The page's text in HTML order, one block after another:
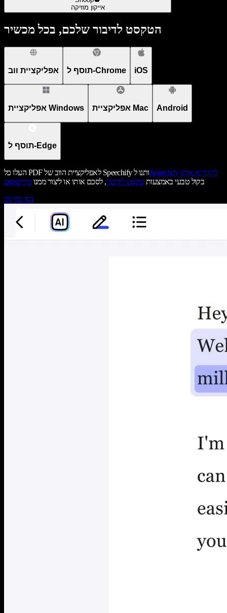
אייקון מוזיקה
הטקסט לדיבור שלכם, בכל מכשיר
אפליקציית ווב תוסף ל-Chrome iOS
אפליקציית Windows אפליקציית Mac Android
תוסף ל-Edge
העלו כל PDF לאפליקציית הווב של Speechify ותנו לSpeechify להקריא אותו
בקול טבעי באמצעות טקסט לדיבור, לסכם אותו או ליצור ממנופודקאסט
נסו בחינם